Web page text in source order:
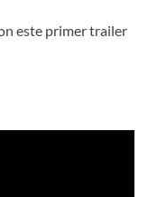
este primer trailer